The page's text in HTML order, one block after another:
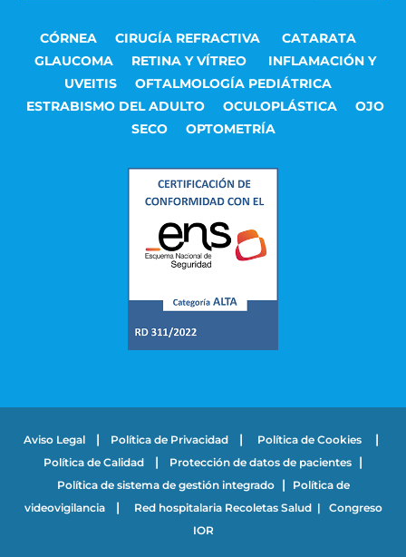
CÓRNEA CIRUGÍA REFRACTIVA
CATARATA
GLAUCOMA
RETINA Y VÍTREO
INFLAMACIÓN Y
UVEITIS
OFTALMOLOGÍA PEDIÁTRICA
ESTRABISMO DEL ADULTO
OCULOPLÁSTICA
OJO
SECO
OPTOMETRÍA
Aviso Legal | Política de Privacidad | Política de Cookies |
Política de Calidad | Protección de datos de pacientes |
Política de sistema de gestión integrado|
Política de
videovigilancia| Red hospitalaria Recoletas Salud| Congreso
IOR